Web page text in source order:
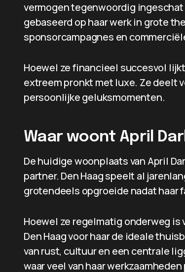
vermogen tegenwoordig ingeschat
gebaseerd op haar werk in grote
sponsorcampagnes en
Hoewel ze financieel succesvol
extreem pronkt met luxe. Ze deelt
persoonlijke geluksmomenten.
Waar woont April
De huidige woonplaats van April
partner. Den Haag speelt al
grotendeels opgroeide nadat haar
Hoewel ze regelmatig onderweg
Den Haag voor haar de ideale
van rust, cultuur en een centrale
waar veel van haar